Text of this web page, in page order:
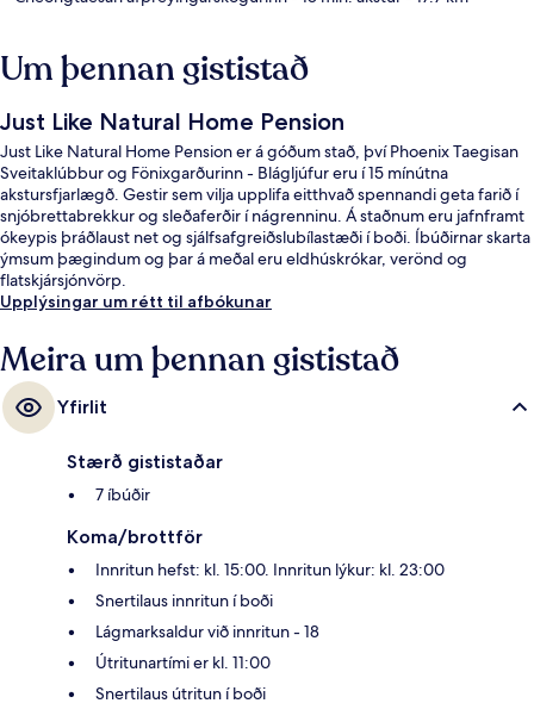
Um þennan gististað
Just Like Natural Home Pension
Just Like Natural Home Pension er á góðum stað, því Phoenix Taegisan
Sveitaklúbbur og Fönixgarðurinn - Blágljúfur eru í 15 mínútna
akstursfjarlægð. Gestir sem vilja upplifa eitthvað spennandi geta farið í
snjóbrettabrekkur og sleðaferðir í nágrenninu. Á staðnum eru jafnframt
ókeypis þráðlaust net og sjálfsafgreiðslubílastæði í boði. Íbúðirnar skarta
ýmsum þægindum og þar á meðal eru eldhúskrókar, verönd og
flatskjársjónvörp.
Upplýsingar um rétt til afbókunar
Meira um þennan gististað
Yfirlit
Stærð gististaðar
7 íbúðir
Koma/brottför
Innritun hefst: kl. 15:00. Innritun lýkur: kl. 23:00
Snertilaus innritun í boði
Lágmarksaldur við innritun - 18
Útritunartími er kl. 11:00
Snertilaus útritun í boði